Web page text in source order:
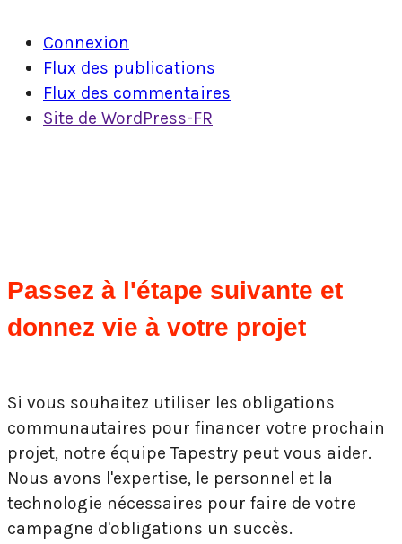
Connexion
Flux des publications
Flux des commentaires
Site de WordPress-FR
Passez à l'étape suivante et
donnez vie à votre projet
Si vous souhaitez utiliser les obligations
communautaires pour financer votre prochain
projet, notre équipe Tapestry peut vous aider.
Nous avons l'expertise, le personnel et la
technologie nécessaires pour faire de votre
campagne d'obligations un succès.